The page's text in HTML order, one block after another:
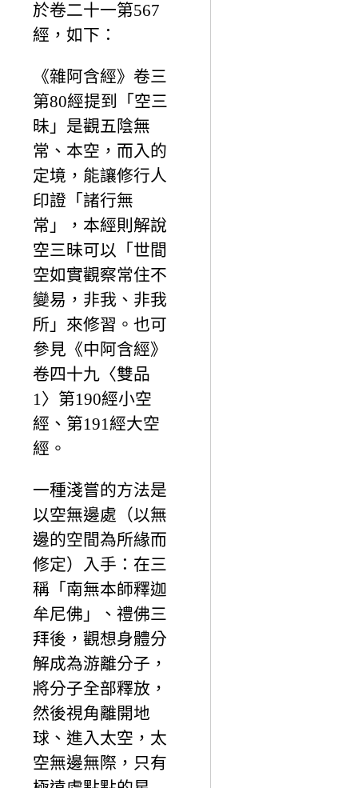
於卷二十一第567
經，如下：
《雜阿含經》卷三
第80經提到「空三
昧」是觀五陰無
常、本空，而入的
定境，能讓修行人
印證「諸行無
常」，本經則解說
空三昧可以「世間
空如實觀察常住不
變易，非我、非我
所」來修習。也可
參見《中阿含經》
卷四十九〈雙品
1〉第190經小空
經、第191經大空
經。
一種淺嘗的方法是
以空無邊處（以無
邊的空間為所緣而
修定）入手：在三
稱「南無本師釋迦
牟尼佛」、禮佛三
拜後，觀想身體分
解成為游離分子，
將分子全部釋放，
然後視角離開地
球、進入太空，太
空無邊無際，只有